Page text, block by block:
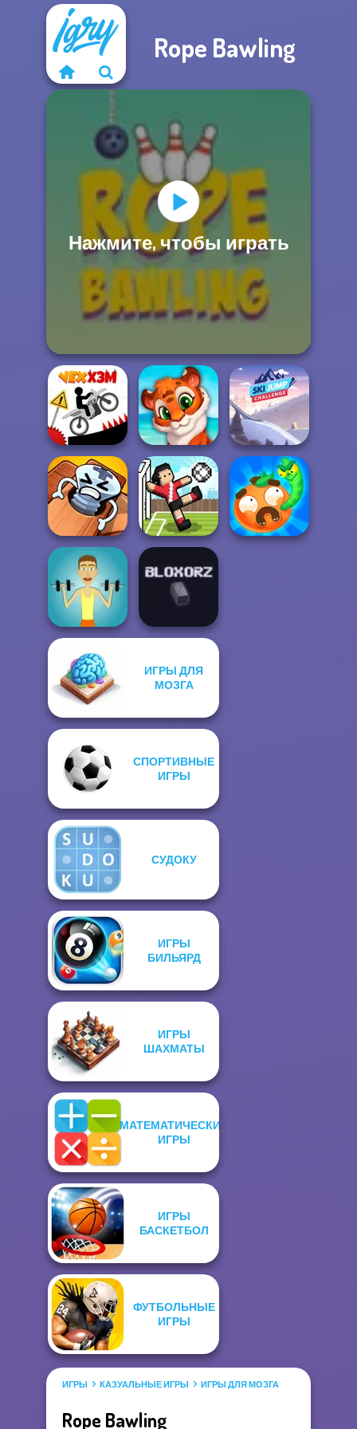
Rope Bawling
Нажмите, чтобы играть
Vex X3M Mosaic Artimo
Ski Jump
Challenge
Pin Master: Screw
Puzzle Quest
Soccer Random
Muscle Clicker
ИГРЫ ДЛЯ
МОЗГА
СПОРТИВНЫЕ
ИГРЫ
СУДОКУ
ИГРЫ
БИЛЬЯРД
ИГРЫ
ШАХМАТЫ
МАТЕМАТИЧЕСКИЕ
ИГРЫ
ИГРЫ
БАСКЕТБОЛ
ФУТБОЛЬНЫЕ
ИГРЫ
ИГРЫ КАЗУАЛЬНЫЕ ИГРЫ ИГРЫ ДЛЯ МОЗГА
Rope Bawling